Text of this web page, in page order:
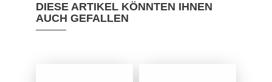
DIESE ARTIKEL KÖNNTEN IHNEN
AUCH GEFALLEN